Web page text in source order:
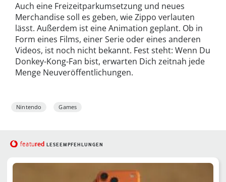
Auch eine Freizeitparkumsetzung und neues
Merchandise soll es geben, wie Zippo verlauten
lässt. Außerdem ist eine Animation geplant. Ob in
Form eines Films, einer Serie oder eines anderen
Videos, ist noch nicht bekannt. Fest steht: Wenn Du
Donkey-Kong-Fan bist, erwarten Dich zeitnah jede
Menge Neuveröffentlichungen.
Nintendo Games
featured LESEEMPFEHLUNGEN